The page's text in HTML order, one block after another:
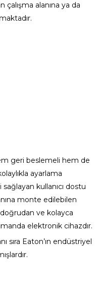
alanına ya da
geri beslemeli hem de
ayarlama
kullanıcı dostu
monte edilebilen
ve kolayca
elektronik cihazdır.
sıra Eaton’ın endüstriyel